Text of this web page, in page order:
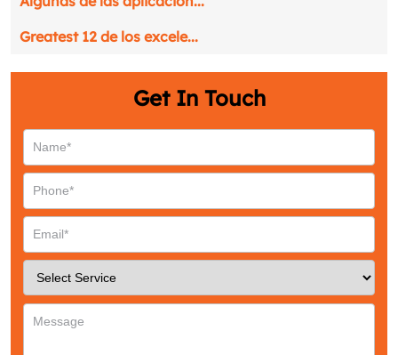
Request a CallBack
Service
Message*
Greatest 12 de los excele...
Get In Touch